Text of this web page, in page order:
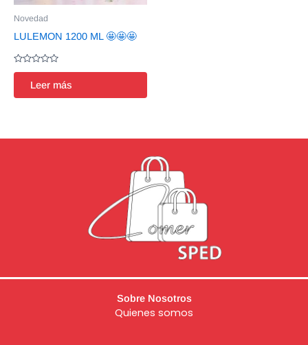
Novedad
LULEMON 1200 ML 🤩🤩🤩
Valorado
de
Leer más
Sobre Nosotros
Quienes somos